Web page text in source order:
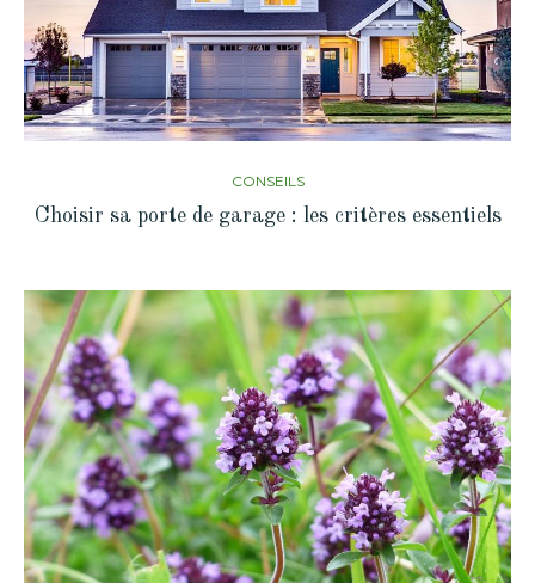
CONSEILS
Choisir sa porte de garage : les critères essentiels